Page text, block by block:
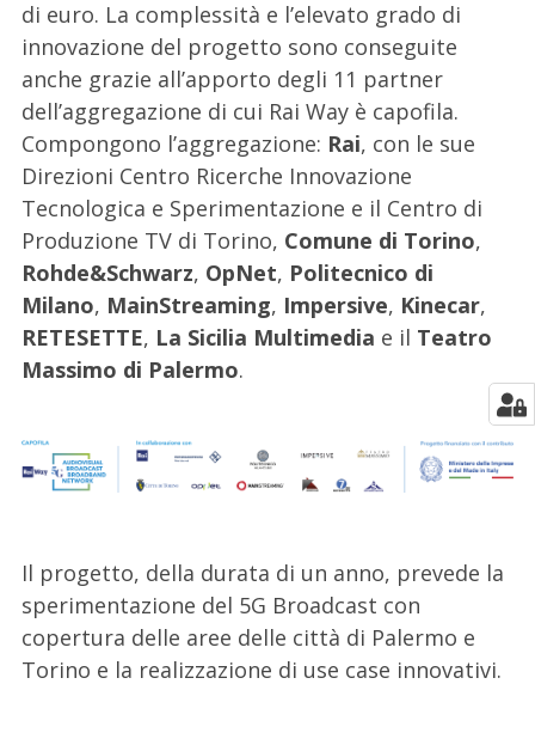
di euro. La complessità e l’elevato grado di
innovazione del progetto sono conseguite
anche grazie all’apporto degli 11 partner
dell’aggregazione di cui Rai Way è capofila.
Compongono l’aggregazione: Rai, con le sue
Direzioni Centro Ricerche Innovazione
Tecnologica e Sperimentazione e il Centro di
Produzione TV di Torino, Comune di Torino,
Rohde&Schwarz, OpNet, Politecnico di
Milano, MainStreaming, Impersive, Kinecar,
RETESETTE, La Sicilia Multimedia e il Teatro
Massimo di Palermo.
Il progetto, della durata di un anno, prevede la
sperimentazione del 5G Broadcast con
copertura delle aree delle città di Palermo e
Torino e la realizzazione di use case innovativi.